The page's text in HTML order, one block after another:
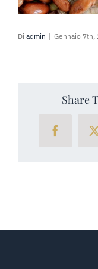
Di admin | Gennaio 7th,
Share
Facebook